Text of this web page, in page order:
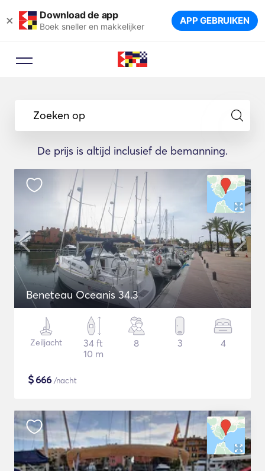
× Download de app
Boek sneller en makkelijker APP GEBRUIKEN
Zoeken op
De prijs is altijd inclusief de bemanning.
Beneteau Oceanis 34.3
Zeiljacht
34 ft
10 m
8 3 4
$666 /nacht